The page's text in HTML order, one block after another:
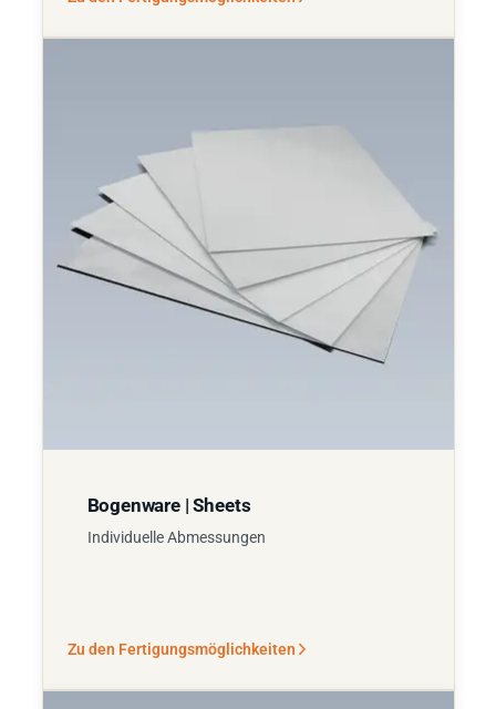
Bogenware | Sheets
Individuelle Abmessungen
Zu den Fertigungsmöglichkeiten